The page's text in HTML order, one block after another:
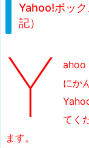
h
o
ッ
関
Yahoo!ボッ
記）
Y
ahoo
にか
てく
ます。